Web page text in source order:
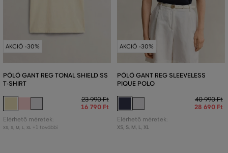
AKCIÓ -30%
PÓLÓ GANT REG TONAL SHIELD SS
T-SHIRT
23 990 Ft
16 790 Ft
Elérhető méretek:
XS, S, M L XL +1 további
AKCIÓ -30%
PÓLÓ GANT REG SLEEVELESS
PIQUE POLO
40 990 Ft
28 690 Ft
Elérhető méretek:
XS, S, M, L, XL